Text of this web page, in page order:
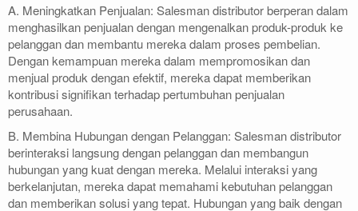
A. Meningkatkan Penjualan: Salesman distributor berperan dalam
menghasilkan penjualan dengan mengenalkan produk-produk ke
pelanggan dan membantu mereka dalam proses pembelian.
Dengan kemampuan mereka dalam mempromosikan dan
menjual produk dengan efektif, mereka dapat memberikan
kontribusi signifikan terhadap pertumbuhan penjualan
perusahaan.
B. Membina Hubungan dengan Pelanggan: Salesman distributor
berinteraksi langsung dengan pelanggan dan membangun
hubungan yang kuat dengan mereka. Melalui interaksi yang
berkelanjutan, mereka dapat memahami kebutuhan pelanggan
dan memberikan solusi yang tepat. Hubungan yang baik dengan